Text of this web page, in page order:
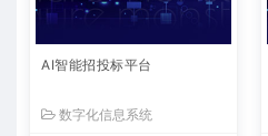
AI智能招投标平台
数字化信息系统